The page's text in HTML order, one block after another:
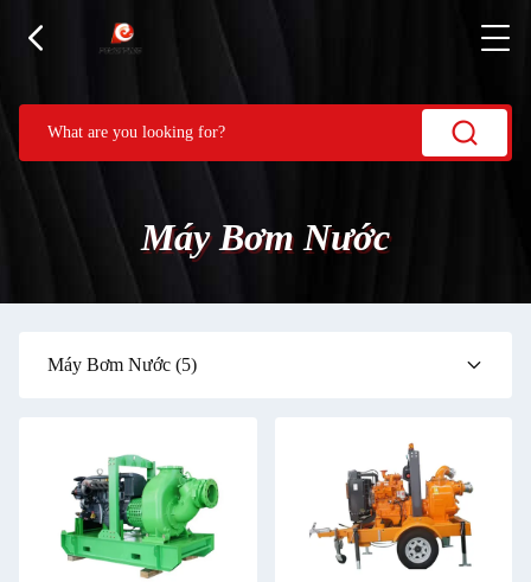
Máy Bơm Nước
Máy Bơm Nước (5)